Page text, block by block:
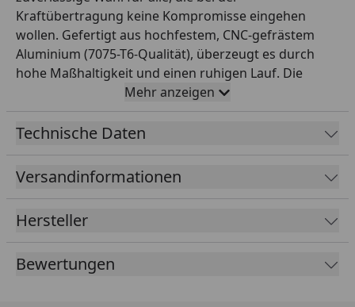
Kraftübertragung keine Kompromisse eingehen
wollen. Gefertigt aus hochfestem, CNC-gefrästem
Aluminium (7075-T6-Qualität), überzeugt es durch
hohe Maßhaltigkeit und einen ruhigen Lauf. Die
Verzahnung ist auf Teilung 520 und 46 Zähne
ausgelegt und passt damit exakt zur entsprechenden
Kette. Mit einem Innendurchmesser von 134,0 mm
montierst du es passgenau anstelle des Serienteils.
Das Kettenrad ist in der Farbe Blau ansprechend
spürbar auf. Dank optimierter Materialstärke bleibt
das Gewicht niedrig, ohne Einbußen bei der
Haltbarkeit. Supersprox zählt weltweit zu den
Mehr anzeigen
Technische Daten
Versandinformationen
Hersteller
Bewertungen